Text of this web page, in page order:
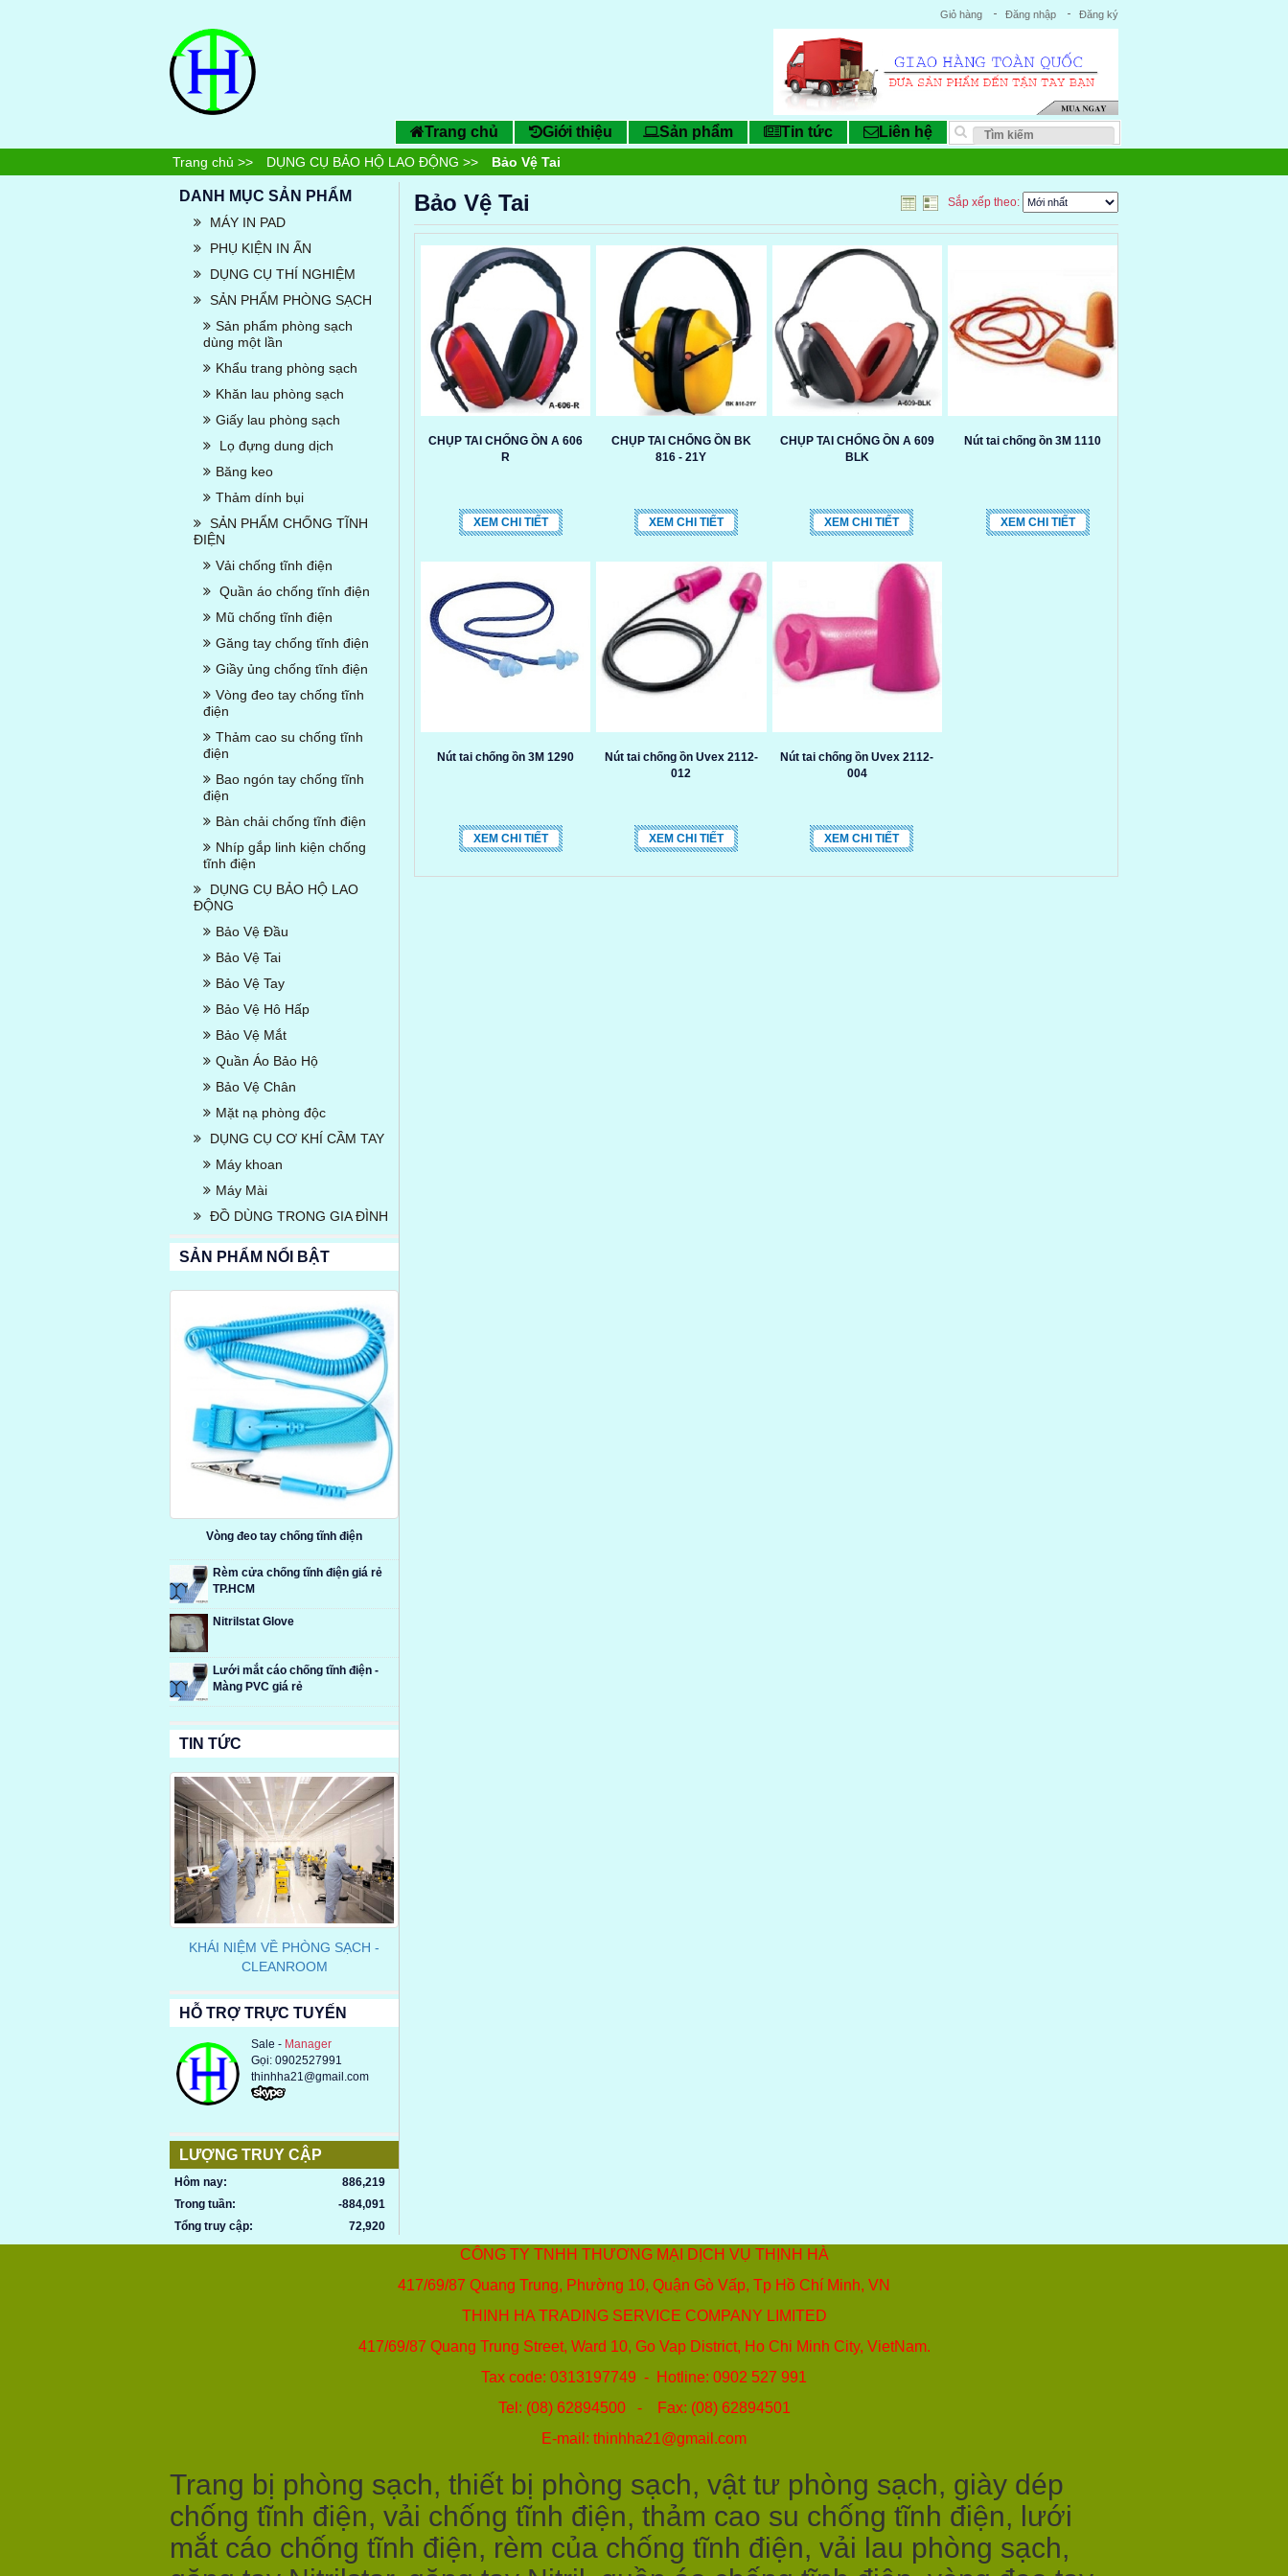
Trang chủ >> DỤNG CỤ BẢO HỘ LAO ĐỘNG >> Bảo Vệ Tai
Giỏ hàng Đăng nhập Đăng ký
Trang chủ Giới thiệu Sản phẩm Tin tức Liên hệ
DANH MỤC SẢN PHẨM
MÁY IN PAD
PHỤ KIỆN IN ẤN
DỤNG CỤ THÍ NGHIỆM
SẢN PHẨM PHÒNG SẠCH
Sản phẩm phòng sạch
dùng một lần
Khẩu trang phòng sạch
Khăn lau phòng sạch
Giấy lau phòng sạch
Lọ đựng dung dịch
Băng keo
Thảm dính bụi
SẢN PHẨM CHỐNG TĨNH
ĐIỆN
Vải chống tĩnh điện
Quần áo chống tĩnh điện
Mũ chống tĩnh điện
Găng tay chống tĩnh điện
Giầy ủng chống tĩnh điện
Vòng đeo tay chống tĩnh
điện
Thảm cao su chống tĩnh
điện
Bao ngón tay chống tĩnh
điện
Bàn chải chống tĩnh điện
Nhíp gắp linh kiện chống
tĩnh điện
DỤNG CỤ BẢO HỘ LAO
ĐỘNG
Bảo Vệ Đầu
Bảo Vệ Tai
Bảo Vệ Tay
Bảo Vệ Hô Hấp
Bảo Vệ Mắt
Quần Áo Bảo Hộ
Bảo Vệ Chân
Mặt nạ phòng độc
DỤNG CỤ CƠ KHÍ CẦM TAY
Máy khoan
Máy Mài
ĐỒ DÙNG TRONG GIA ĐÌNH
SẢN PHẨM NỔI BẬT
Vòng đeo tay chống tĩnh điện
Rèm cửa chống tĩnh điện giá rẻ
TP.HCM
Nitrilstat Glove
Lưới mắt cáo chống tĩnh điện -
Màng PVC giá rẻ
TIN TỨC
KHÁI NIỆM VỀ PHÒNG SẠCH -
CLEANROOM
Previous Next
HỖ TRỢ TRỰC TUYẾN
Sale - Manager
Gọi: 0902527991
thinhha21@gmail.com
LƯỢNG TRUY CẬP
Hôm nay:
886,219
Trong tuần:
-884,091
Tổng truy cập:
72,920
Bảo Vệ Tai Sắp xếp theo:
CHỤP TAI CHỐNG ỒN A 606
R
XEM CHI TIẾT
CHỤP TAI CHỐNG ỒN BK
816 - 21Y
XEM CHI TIẾT
CHỤP TAI CHỐNG ỒN A 609
BLK
XEM CHI TIẾT
Nút tai chống ồn 3M 1110
XEM CHI TIẾT
Nút tai chống ồn 3M 1290
XEM CHI TIẾT
Nút tai chống ồn Uvex 2112-
012
XEM CHI TIẾT
Nút tai chống ồn Uvex 2112-
004
XEM CHI TIẾT
CÔNG TY TNHH THƯƠNG MẠI DỊCH VỤ THỊNH HÀ
417/69/87 Quang Trung, Phường 10, Quận Gò Vấp, Tp Hồ Chí Minh, VN
THINH HA TRADING SERVICE COMPANY LIMITED
417/69/87 Quang Trung Street, Ward 10, Go Vap District, Ho Chi Minh City, VietNam.
Tax code: 0313197749 - Hotline: 0902 527 991
Tel: (08) 62894500 - Fax: (08) 62894501
E-mail: thinhha21@gmail.com
Trang bị phòng sạch, thiết bị phòng sạch, vật tư phòng sạch, giày dép
chống tĩnh điện, vải chống tĩnh điện, thảm cao su chống tĩnh điện, lưới
mắt cáo chống tĩnh điện, rèm của chống tĩnh điện, vải lau phòng sạch,